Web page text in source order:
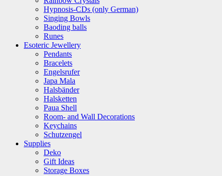
Hypnosis-CDs (only German)
Singing Bowls
Baoding balls
Runes
Esoteric Jewellery
Pendants
Bracelets
Engelsrufer
Japa Mala
Halsbänder
Halsketten
Paua Shell
Room- and Wall Decorations
Keychains
Schutzengel
Supplies
Deko
Gift Ideas
Storage Boxes